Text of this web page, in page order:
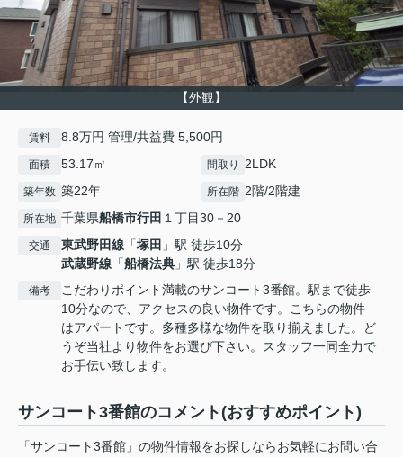
【外観】
賃料 8.8万円 管理/共益費 5,500円
面積 53.17㎡ 間取り 2LDK
築年数 築22年 所在階 2階/2階建
所在地 千葉県船橋市行田 １丁目30－20
交通 東武野田線 「塚田 」駅 徒歩10分
武蔵野線 「船橋法典 」駅 徒歩18分
備考
こだわりポイント満載のサンコート3番館。駅まで徒歩
10分なので、アクセスの良い物件です。こちらの物件
はアパートです。多種多様な物件を取り揃えました。ど
うぞ当社より物件をお選び下さい。スタッフ一同全力で
お手伝い致します。
サンコート3番館のコメント(おすすめポイント)
「サンコート3番館」の物件情報をお探しならお気軽にお問い合